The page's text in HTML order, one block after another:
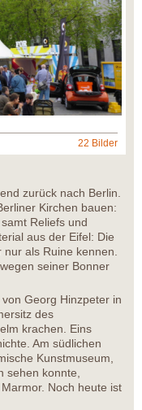
22 Bilder
zurück nach Berlin.
Kirchen bauen:
Reliefs und
aus der Eifel: Die
nur als Ruine kennen.
seiner Bonner
Georg Hinzpeter in
des
krachen. Eins
Am südlichen
Kunstmuseum,
sehen konnte,
Noch heute ist